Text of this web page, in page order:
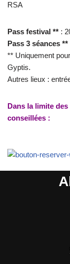
RSA
Pass festival ** :
Pass 3 séances **
** Uniquement
Gyptis.
Autres lieux :
Dans la limite
conseillées :